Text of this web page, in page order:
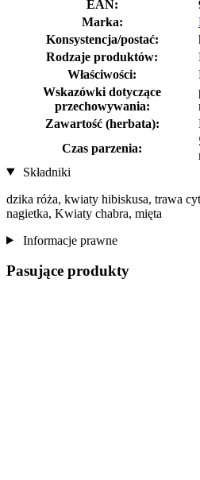
EAN:
Marka:
Konsystencja/postać:
Rodzaje produktów:
Właściwości:
Wskazówki dotyczące
przechowywania:
Zawartość (herbata):
Czas parzenia:
Składniki
dzika róża, kwiaty hibiskusa, trawa
nagietka, Kwiaty chabra, mięta
Informacje prawne
Pasujące produkty